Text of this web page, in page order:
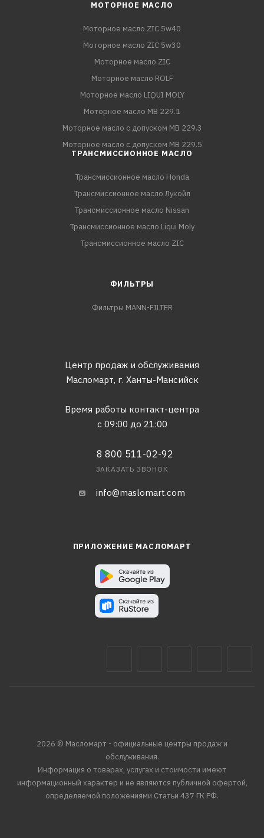
МОТОРНОЕ МАСЛО
Моторное масло ZIC 5w40
Моторное масло ZIC 5w30
Моторное масло ZIC
Моторное масло ROLF
Моторное масло LIQUI MOLY
Моторное масло MB 229.1
Моторное масло с допуском MB 229.3
Моторное масло с допуском MB 229.5
ТРАНСМИССИОННОЕ МАСЛО
Трансмиссионное масло Honda
Трансмиссионное масло Лукойл
Трансмиссионное масло Nissan
Трансмиссионное масло Liqui Moly
Трансмиссионное масло ZIC
ФИЛЬТРЫ
Фильтры MANN-FILTER
Центр продаж и обслуживания
Масломарт, г. Ханты-Мансийск
Время работы контакт-центра
с 09:00 до 21:00
8 800 511-02-92
ЗАКАЗАТЬ ЗВОНОК
info@maslomart.com
ПРИЛОЖЕНИЕ МАСЛОМАРТ
2026 © Масломарт - официальные центры продаж и
обслуживания.
Информация о товарах, услугах и стоимости имеют
информационный характер и не являются публичной офертой,
определяемой положениями Статьи 437 ГК РФ.